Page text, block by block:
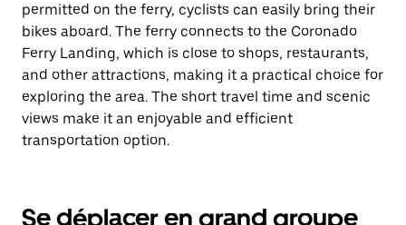
permitted on the ferry, cyclists can easily bring their
bikes aboard. The ferry connects to the Coronado
Ferry Landing, which is close to shops, restaurants,
and other attractions, making it a practical choice for
exploring the area. The short travel time and scenic
views make it an enjoyable and efficient
transportation option.
Se déplacer en grand groupe